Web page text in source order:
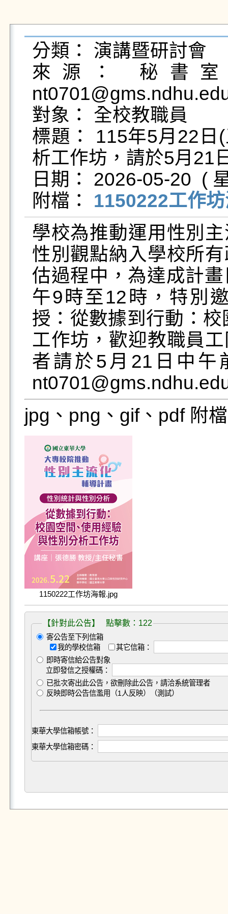
分類： 演講暨研討會
來源： 秘書
對象： 全校教職員
標題： 115年5月22日
析工作坊，請於5月21
日期： 2026-05-20  (
附檔： 1150222工作
學校為推動運用性別
性別觀點納入學校所
估過程中，為達成計
午9時至12時，特別
授：從數據到行動：
工作坊，歡迎教職員
者請於5月21日中午
jpg、png、gif、pdf 附
1150222工作坊海報.jpg
【針對此公告】 點擊數：122
寄公告至下列信箱
我的學校信箱
其它信箱：
即時寄信給公告對象
立即發信之授權碼：
已批次寄出此公告，欲刪除此公告，請洽系統管理者
反映即時公告信濫用（1人反映）（測試）
東華大學信箱帳號：
東華大學信箱密碼：